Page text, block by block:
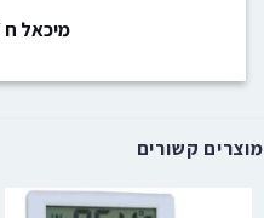
מיכאל ח
מוצרים קשורים